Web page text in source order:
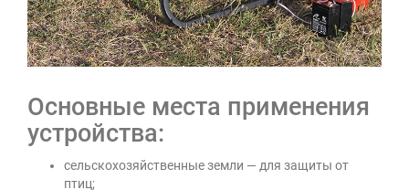
Основные места применения
устройства:
сельскохозяйственные земли — для защиты от
птиц;